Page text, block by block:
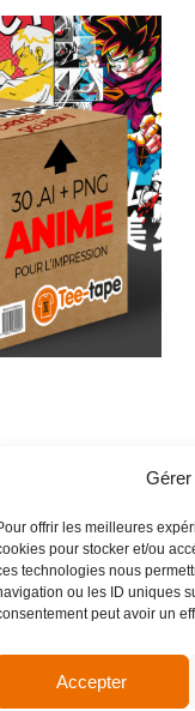
offrir les meilleures
pour stocker et/ou
technologies nous
ou les ID uniques
peut avoir un
Accepter
de vente